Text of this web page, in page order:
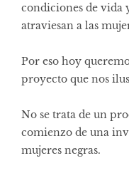
condiciones de vida
atraviesan a las
Por eso hoy
proyecto que nos
No se trata de un
comienzo de una
mujeres negras.